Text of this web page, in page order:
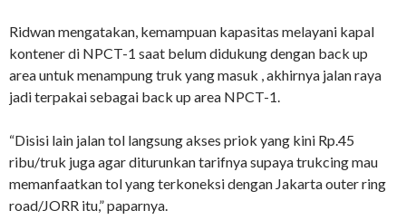
Ridwan mengatakan, kemampuan kapasitas melayani kapal
kontener di NPCT-1 saat belum didukung dengan back up
area untuk menampung truk yang masuk , akhirnya jalan raya
jadi terpakai sebagai back up area NPCT-1.
“Disisi lain jalan tol langsung akses priok yang kini Rp.45
ribu/truk juga agar diturunkan tarifnya supaya trukcing mau
memanfaatkan tol yang terkoneksi dengan Jakarta outer ring
road/JORR itu,” paparnya.